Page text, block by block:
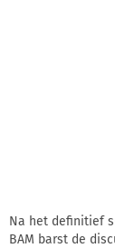
Na het definitief
BAM barst de